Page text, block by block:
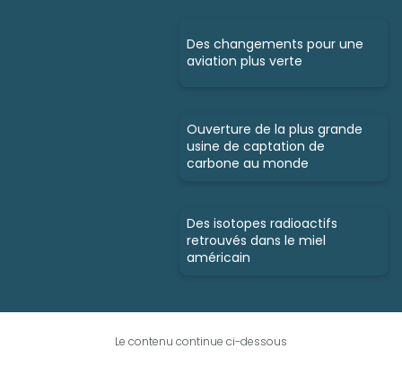
Des changements pour une
aviation plus verte
Ouverture de la plus grande
usine de captation de
carbone au monde
Des isotopes radioactifs
retrouvés dans le miel
américain
Le contenu continue ci-dessous